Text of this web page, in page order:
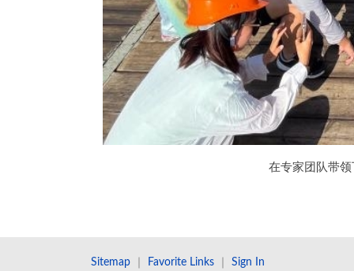
在专家团队带
Sitemap Favorite Links Sign In